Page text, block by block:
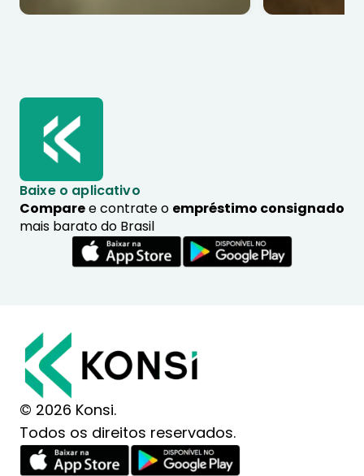
Baixe o aplicativo
Comparee contrate o empréstimo consignado
mais barato do Brasil
© 2026 Konsi.
Todos os direitos reservados.